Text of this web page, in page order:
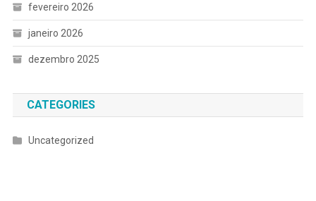
fevereiro 2026
janeiro 2026
dezembro 2025
CATEGORIES
Uncategorized